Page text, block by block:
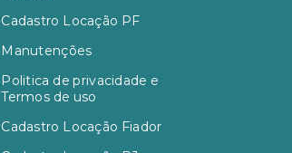
Cadastro Locação PF
Manutenções
Politica de privacidade e
Termos de uso
Cadastro Locação Fiador